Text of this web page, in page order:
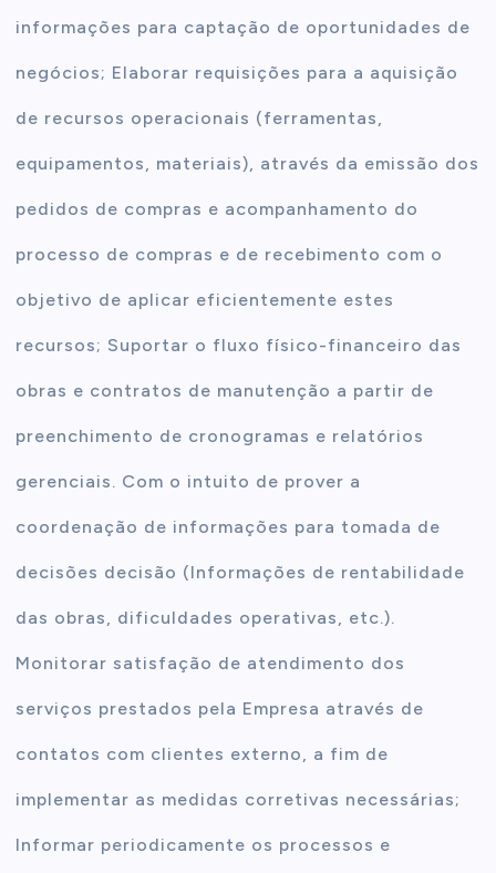
informações para captação de oportunidades de
negócios; Elaborar requisições para a aquisição
de recursos operacionais (ferramentas,
equipamentos, materiais), através da emissão dos
pedidos de compras e acompanhamento do
processo de compras e de recebimento com o
objetivo de aplicar eficientemente estes
recursos; Suportar o fluxo físico-financeiro das
obras e contratos de manutenção a partir de
preenchimento de cronogramas e relatórios
gerenciais. Com o intuito de prover a
coordenação de informações para tomada de
decisões decisão (Informações de rentabilidade
das obras, dificuldades operativas, etc.).
Monitorar satisfação de atendimento dos
serviços prestados pela Empresa através de
contatos com clientes externo, a fim de
implementar as medidas corretivas necessárias;
Informar periodicamente os processos e